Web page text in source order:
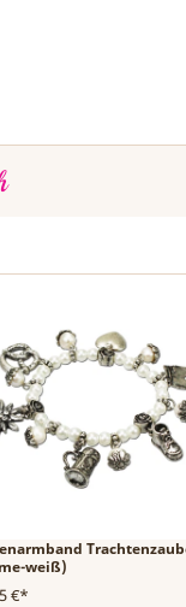
weiß)
€*